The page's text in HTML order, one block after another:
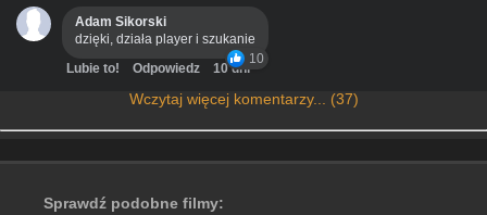
Adam Sikorski
dzięki, działa player i szukanie
10
Lubie to! Odpowiedz 10 dni
Wczytaj więcej komentarzy... (37)
Sprawdź podobne filmy: